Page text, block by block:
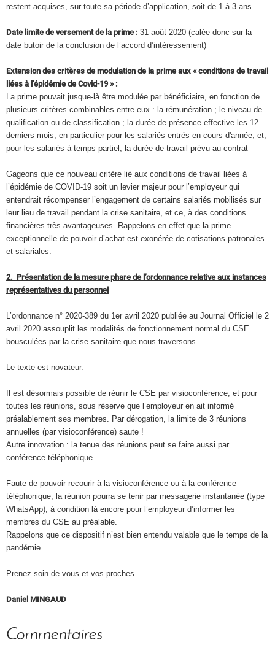
restent acquises, sur toute sa période d’application, soit de 1 à 3 ans.
Date limite de versement de la prime : 31 août 2020 (calée donc sur la
date butoir de la conclusion de l’accord d’intéressement)
Extension des critères de modulation de la prime aux « conditions de travail
liées à l'épidémie de Covid-19 » :
La prime pouvait jusque-là être modulée par bénéficiaire, en fonction de
plusieurs critères combinables entre eux : la rémunération ; le niveau de
qualification ou de classification ; la durée de présence effective les 12
derniers mois, en particulier pour les salariés entrés en cours d'année, et,
pour les salariés à temps partiel, la durée de travail prévu au contrat
Gageons que ce nouveau critère lié aux conditions de travail liées à
l’épidémie de COVID-19 soit un levier majeur pour l’employeur qui
entendrait récompenser l’engagement de certains salariés mobilisés sur
leur lieu de travail pendant la crise sanitaire, et ce, à des conditions
financières très avantageuses. Rappelons en effet que la prime
exceptionnelle de pouvoir d’achat est exonérée de cotisations patronales
et salariales.
2. Présentation de la mesure phare de l’ordonnance relative aux instances
représentatives du personnel
L’ordonnance n° 2020-389 du 1er avril 2020 publiée au Journal Officiel le 2
avril 2020 assouplit les modalités de fonctionnement normal du CSE
bousculées par la crise sanitaire que nous traversons.
Le texte est novateur.
Il est désormais possible de réunir le CSE par visioconférence, et pour
toutes les réunions, sous réserve que l’employeur en ait informé
préalablement ses membres. Par dérogation, la limite de 3 réunions
annuelles (par visioconférence) saute !
Autre innovation : la tenue des réunions peut se faire aussi par
conférence téléphonique.
Faute de pouvoir recourir à la visioconférence ou à la conférence
téléphonique, la réunion pourra se tenir par messagerie instantanée (type
WhatsApp), à condition là encore pour l’employeur d’informer les
membres du CSE au préalable.
Rappelons que ce dispositif n’est bien entendu valable que le temps de la
pandémie.
Prenez soin de vous et vos proches.
Daniel MINGAUD
Commentaires